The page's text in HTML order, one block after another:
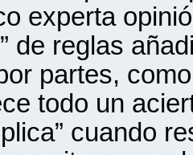
experta
de reglas
partes,
todo un
cuando